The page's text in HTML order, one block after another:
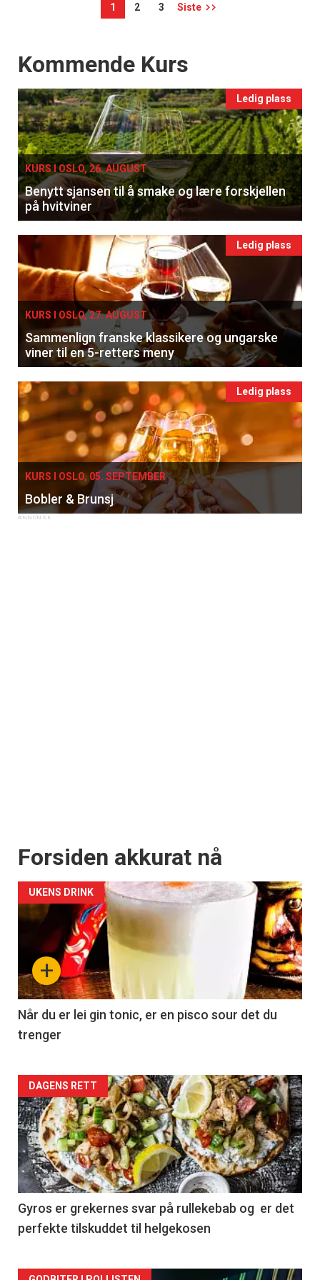
1 2 3 Siste
Events
Kommende Kurs
Ledig plass
KURS I OSLO, 26. AUGUST
Benytt sjansen til å smake og lære forskjellen
på hvitviner
Ledig plass
KURS I OSLO, 27. AUGUST
Sammenlign franske klassikere og ungarske
viner til en 5-retters meny
Ledig plass
KURS I OSLO, 05. SEPTEMBER
Bobler & Brunsj
Forsiden akkurat nå
+
UKENS DRINK
Når du er lei gin tonic, er en pisco sour det du
trenger
Forsiden
akkurat
nå
-
2
DAGENS RETT
Gyros er grekernes svar på rullekebab og er det
perfekte tilskuddet til helgekosen